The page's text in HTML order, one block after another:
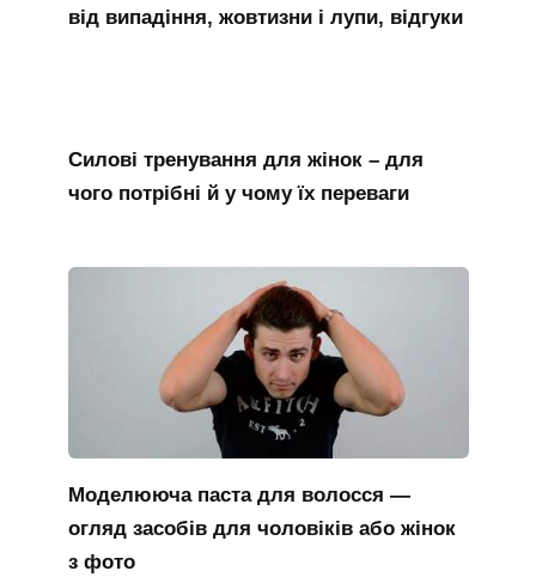
від випадіння, жовтизни і лупи, відгуки
Силові тренування для жінок – для
чого потрібні й у чому їх переваги
Моделююча паста для волосся —
огляд засобів для чоловіків або жінок
з фото